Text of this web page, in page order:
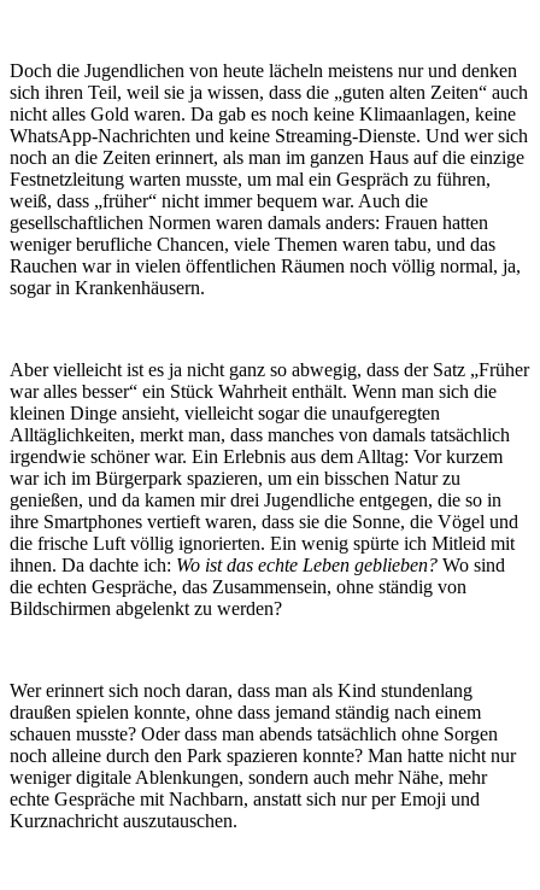
Doch die Jugendlichen von heute lächeln meistens nur und denken
sich ihren Teil, weil sie ja wissen, dass die „guten alten Zeiten“ auch
nicht alles Gold waren. Da gab es noch keine Klimaanlagen, keine
WhatsApp-Nachrichten und keine Streaming-Dienste. Und wer sich
noch an die Zeiten erinnert, als man im ganzen Haus auf die einzige
Festnetzleitung warten musste, um mal ein Gespräch zu führen,
weiß, dass „früher“ nicht immer bequem war. Auch die
gesellschaftlichen Normen waren damals anders: Frauen hatten
weniger berufliche Chancen, viele Themen waren tabu, und das
Rauchen war in vielen öffentlichen Räumen noch völlig normal, ja,
sogar in Krankenhäusern.
Aber vielleicht ist es ja nicht ganz so abwegig, dass der Satz „Früher
war alles besser“ ein Stück Wahrheit enthält. Wenn man sich die
kleinen Dinge ansieht, vielleicht sogar die unaufgeregten
Alltäglichkeiten, merkt man, dass manches von damals tatsächlich
irgendwie schöner war. Ein Erlebnis aus dem Alltag: Vor kurzem
war ich im Bürgerpark spazieren, um ein bisschen Natur zu
genießen, und da kamen mir drei Jugendliche entgegen, die so in
ihre Smartphones vertieft waren, dass sie die Sonne, die Vögel und
die frische Luft völlig ignorierten. Ein wenig spürte ich Mitleid mit
ihnen. Da dachte ich: Wo ist das echte Leben geblieben? Wo sind
die echten Gespräche, das Zusammensein, ohne ständig von
Bildschirmen abgelenkt zu werden?
Wer erinnert sich noch daran, dass man als Kind stundenlang
draußen spielen konnte, ohne dass jemand ständig nach einem
schauen musste? Oder dass man abends tatsächlich ohne Sorgen
noch alleine durch den Park spazieren konnte? Man hatte nicht nur
weniger digitale Ablenkungen, sondern auch mehr Nähe, mehr
echte Gespräche mit Nachbarn, anstatt sich nur per Emoji und
Kurznachricht auszutauschen.